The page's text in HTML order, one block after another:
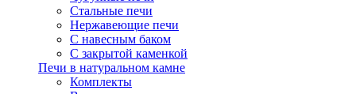
Стальные печи
Нержавеющие печи
С навесным баком
С закрытой каменкой
Печи в натуральном камне
Комплекты